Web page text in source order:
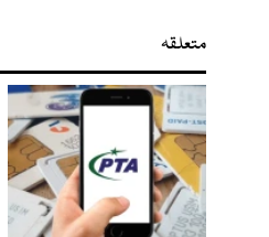
متعلقہ